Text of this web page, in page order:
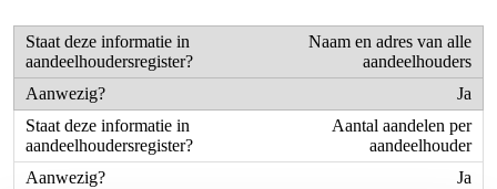
Naam en adres van alle
aandeelhouders
Ja
Aantal aandelen per
aandeelhouder
Ja